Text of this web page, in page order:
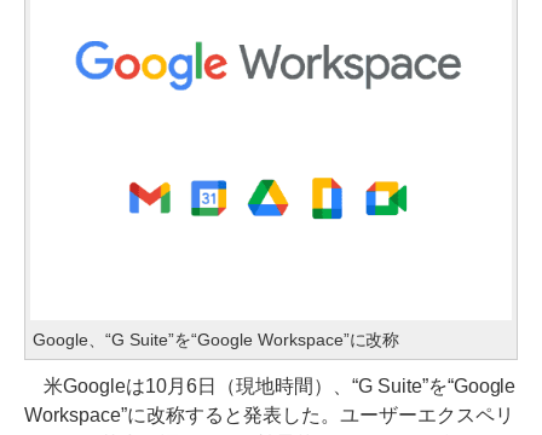
Google、“G Suite”を“Google Workspace”に改称
米Googleは10月6日（現地時間）、“G Suite”を“Google
Workspace”に改称すると発表した。ユーザーエクスペリ